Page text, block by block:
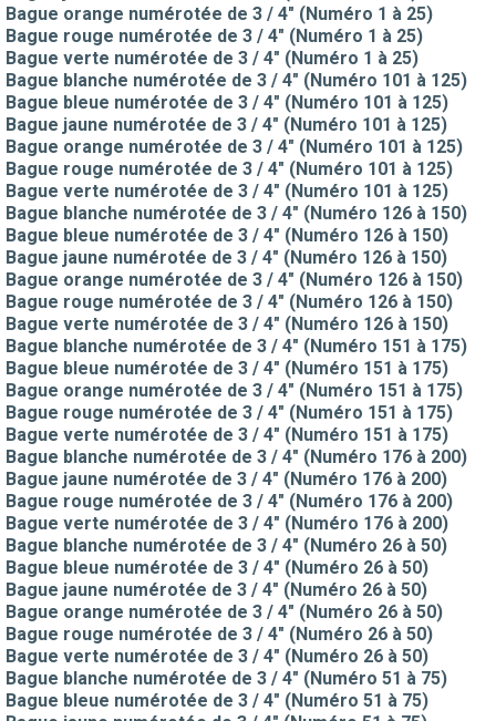
Bague orange numérotée de 3 / 4" (Numéro 1 à 25)
Bague rouge numérotée de 3 / 4" (Numéro 1 à 25)
Bague verte numérotée de 3 / 4" (Numéro 1 à 25)
Bague blanche numérotée de 3 / 4" (Numéro 101 à 125)
Bague bleue numérotée de 3 / 4" (Numéro 101 à 125)
Bague jaune numérotée de 3 / 4" (Numéro 101 à 125)
Bague orange numérotée de 3 / 4" (Numéro 101 à 125)
Bague rouge numérotée de 3 / 4" (Numéro 101 à 125)
Bague verte numérotée de 3 / 4" (Numéro 101 à 125)
Bague blanche numérotée de 3 / 4" (Numéro 126 à 150)
Bague bleue numérotée de 3 / 4" (Numéro 126 à 150)
Bague jaune numérotée de 3 / 4" (Numéro 126 à 150)
Bague orange numérotée de 3 / 4" (Numéro 126 à 150)
Bague rouge numérotée de 3 / 4" (Numéro 126 à 150)
Bague verte numérotée de 3 / 4" (Numéro 126 à 150)
Bague blanche numérotée de 3 / 4" (Numéro 151 à 175)
Bague bleue numérotée de 3 / 4" (Numéro 151 à 175)
Bague orange numérotée de 3 / 4" (Numéro 151 à 175)
Bague rouge numérotée de 3 / 4" (Numéro 151 à 175)
Bague verte numérotée de 3 / 4" (Numéro 151 à 175)
Bague blanche numérotée de 3 / 4" (Numéro 176 à 200)
Bague jaune numérotée de 3 / 4" (Numéro 176 à 200)
Bague rouge numérotée de 3 / 4" (Numéro 176 à 200)
Bague verte numérotée de 3 / 4" (Numéro 176 à 200)
Bague blanche numérotée de 3 / 4" (Numéro 26 à 50)
Bague bleue numérotée de 3 / 4" (Numéro 26 à 50)
Bague jaune numérotée de 3 / 4" (Numéro 26 à 50)
Bague orange numérotée de 3 / 4" (Numéro 26 à 50)
Bague rouge numérotée de 3 / 4" (Numéro 26 à 50)
Bague verte numérotée de 3 / 4" (Numéro 26 à 50)
Bague blanche numérotée de 3 / 4" (Numéro 51 à 75)
Bague bleue numérotée de 3 / 4" (Numéro 51 à 75)